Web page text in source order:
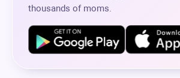
thousands of moms.